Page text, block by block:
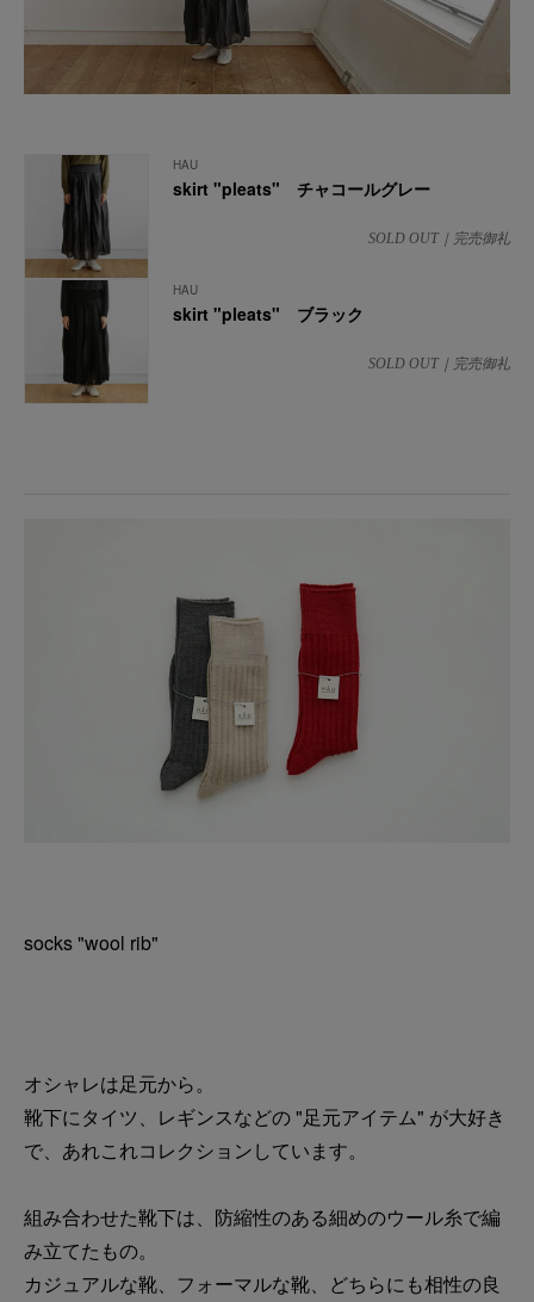
HAU
skirt "pleats" チャコールグレー
SOLD OUT｜完売御礼
HAU
skirt "pleats" ブラック
SOLD OUT｜完売御礼
socks "wool rib"
オシャレは足元から。
靴下にタイツ、レギンスなどの "足元アイテム" が大好き
で、あれこれコレクションしています。
組み合わせた靴下は、防縮性のある細めのウール糸で編
み立てたもの。
カジュアルな靴、フォーマルな靴、どちらにも相性の良